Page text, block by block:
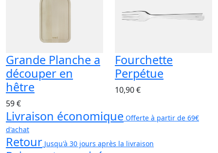
Grande Planche a
découper en
hêtre
59 €
Fourchette
Perpétue
10,90 €
Livraison économique Offerte à partir de 69€
d'achat
Retour Jusqu'à 30 jours après la livraison